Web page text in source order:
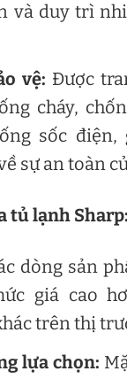
và duy trì
vệ: Được
cháy,
sốc
sự an toàn
tủ lạnh Sharp:
dòng sản
giá cao
trên thị
lựa chọn: